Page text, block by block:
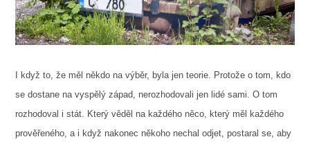
I když to, že měl někdo na výběr, byla jen teorie. Protože o tom, kdo
se dostane na vyspělý západ, nerozhodovali jen lidé sami. O tom
rozhodoval i stát. Který věděl na každého něco, který měl každého
prověřeného, a i když nakonec někoho nechal odjet, postaral se, aby